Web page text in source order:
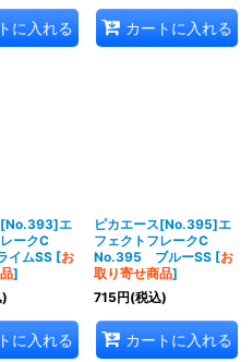
に入れる カートに入れる
[No.393]エ
レークC
ムSS [お
]
に入れる
ピカエース[No.395]エ
フェクトフレークC
No.395 ブルーSS [お
取り寄せ商品]
715円(税込)
カートに入れる